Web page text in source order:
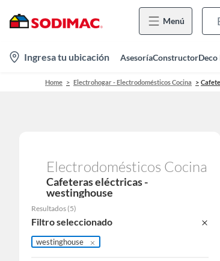
Menú
location-
icon
Ingresa tu ubicación AsesoríaConstructor
Home Electrohogar - Electrodomésticos Cocina
Electrodomésticos Cocina
Cafeteras eléctricas -
westinghouse
Resultados (5)
Filtro seleccionado
westinghouse